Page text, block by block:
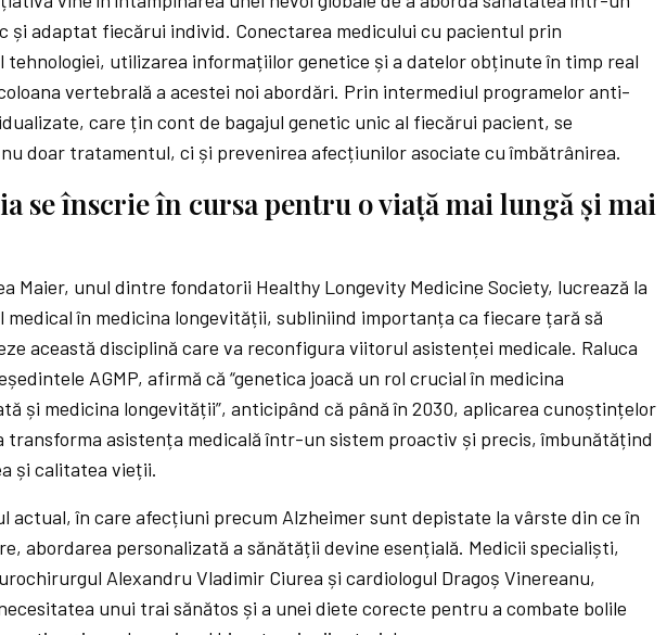
și adaptat fiecărui individ. Conectarea medicului cu pacientul prin
tehnologiei, utilizarea informațiilor genetice și a datelor obținute în timp real
vertebrală a acestei noi abordări. Prin intermediul programelor anti-
care țin cont de bagajul genetic unic al fiecărui pacient, se
doar tratamentul, ci și prevenirea afecțiunilor asociate cu îmbătrânirea.
se înscrie în cursa pentru o viață mai lungă și mai
Maier, unul dintre fondatorii Healthy Longevity Medicine Society, lucrează la
medical în medicina longevității, subliniind importanța ca fiecare țară să
această disciplină care va reconfigura viitorul asistenței medicale. Raluca
AGMP, afirmă că “genetica joacă un rol crucial în medicina
și medicina longevității”, anticipând că până în 2030, aplicarea cunoștințelor
transforma asistența medicală într-un sistem proactiv și precis, îmbunătățind
și calitatea vieții.
actual, în care afecțiuni precum Alzheimer sunt depistate la vârste din ce în
abordarea personalizată a sănătății devine esențială. Medicii specialiști,
Alexandru Vladimir Ciurea și cardiologul Dragoș Vinereanu,
unui trai sănătos și a unei diete corecte pentru a combate bolile